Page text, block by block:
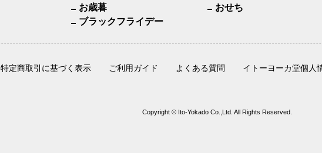
お歳暮
おせち
ブラックフライデー
特定商取引に基づく表示 ご利用ガイド よくある質問 イトーヨーカ堂個人
Copyright © Ito-Yokado Co.,Ltd. All Rights Reserved.